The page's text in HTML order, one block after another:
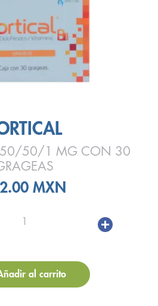
50/50/1 MG CON 30
MXN
1
al carrito